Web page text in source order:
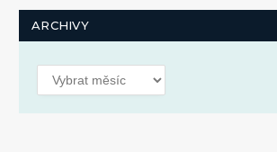
ARCHIVY
Archivy